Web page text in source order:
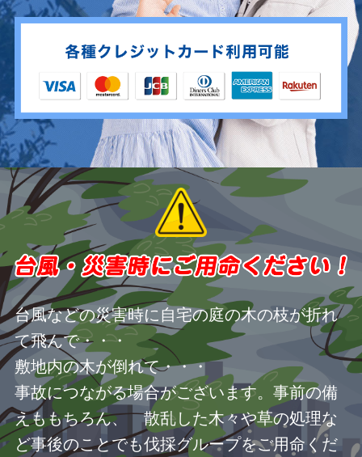
台風などの災害時に自宅の庭の木の枝が折れ
て飛んで・・・
敷地内の木が倒れて・・・
事故につながる場合がございます。事前の備
えももちろん、 散乱した木々や草の処理な
ど事後のことでも伐採グループをご用命くだ